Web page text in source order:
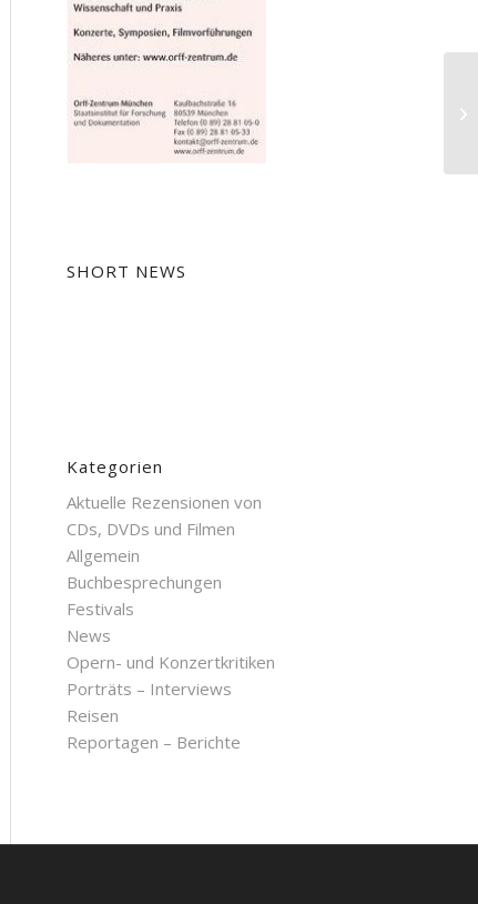
SHORT NEWS
Kategorien
Aktuelle Rezensionen von
CDs, DVDs und Filmen
Allgemein
Buchbesprechungen
Festivals
News
Opern- und Konzertkritiken
Porträts – Interviews
Reisen
Reportagen – Berichte